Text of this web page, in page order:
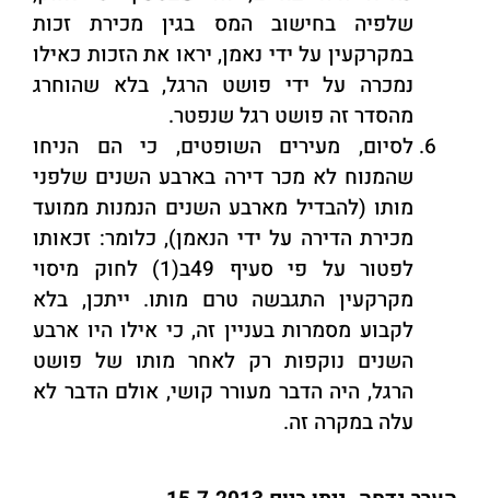
שלפיה בחישוב המס בגין מכירת זכות
במקרקעין על ידי נאמן, יראו את הזכות כאילו
נמכרה על ידי פושט הרגל, בלא שהוחרג
מהסדר זה פושט רגל שנפטר.
לסיום, מעירים השופטים, כי הם הניחו
שהמנוח לא מכר דירה בארבע השנים שלפני
מותו (להבדיל מארבע השנים הנמנות ממועד
מכירת הדירה על ידי הנאמן), כלומר: זכאותו
לפטור על פי סעיף 49ב(1) לחוק מיסוי
מקרקעין התגבשה טרם מותו. ייתכן, בלא
לקבוע מסמרות בעניין זה, כי אילו היו ארבע
השנים נוקפות רק לאחר מותו של פושט
הרגל, היה הדבר מעורר קושי, אולם הדבר לא
עלה במקרה זה.